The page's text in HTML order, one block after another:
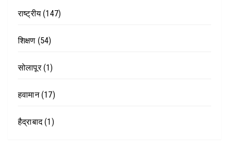
राष्ट्रीय (147)
शिक्षण (54)
सोलापूर(1)
हवामान(17)
हैद्राबाद(1)